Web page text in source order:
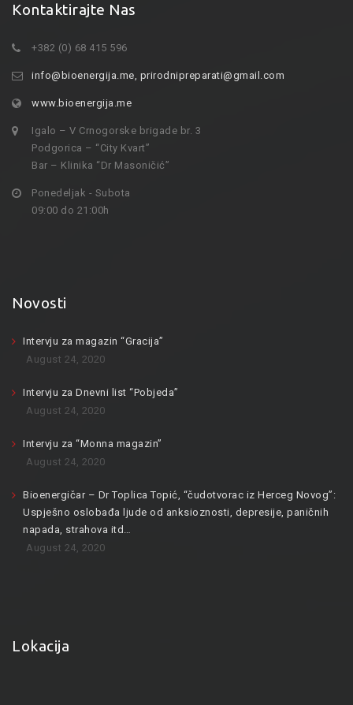
Kontaktirajte Nas
+382 (0) 68 415 596
info@bioenergija.me, prirodnipreparati@gmail.com
www.bioenergija.me
Igalo – V Crnogorske brigade br. 3
Podgorica – “City Kvart”
Bar – Klinika “Dr Masoničić”
Ponedeljak - Subota
09:00 do 21:00h
Novosti
Intervju za magazin “Gracija”
August 24, 2020
Intervju za Dnevni list “Pobjeda”
August 24, 2020
Intervju za “Monna magazin”
August 24, 2020
Bioenergičar – Dr Toplica Topić, “čudotvorac iz Herceg Novog”:
Uspješno oslobađa ljude od anksioznosti, depresije, paničnih
napada, strahova itd…
August 24, 2020
Lokacija